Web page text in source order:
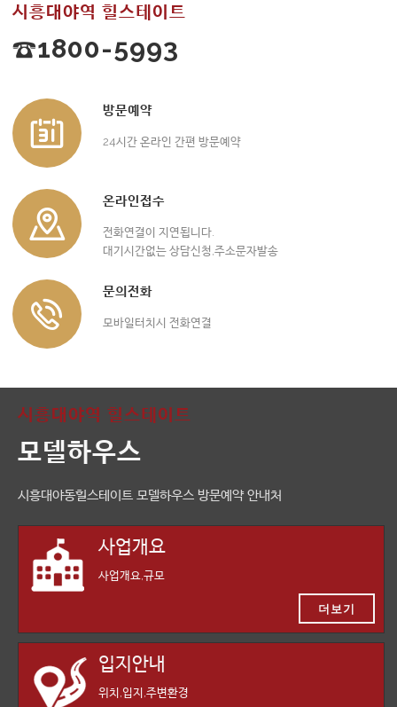
시흥대야역 힐스테이트
☎1800-5993
방문예약
24시간 온라인 간편 방문예약
온라인접수
전화연결이 지연됩니다.
대기시간없는 상담신청,주소문자발송
문의전화
모바일터치시 전화연결
시흥대야역 힐스테이트
모델하우스
시흥대야동힐스테이트 모델하우스 방문예약 안내처
사업개요
사업개요,규모
더보기
입지안내
위치,입지,주변환경